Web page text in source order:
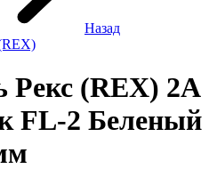
Назад
Рекс (REX) 2А
FL-2 Беленый